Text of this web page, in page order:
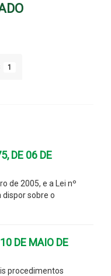
1
DE 06 DE
de 2005, e a Lei nº
dispor sobre o
DE MAIO DE
procedimentos